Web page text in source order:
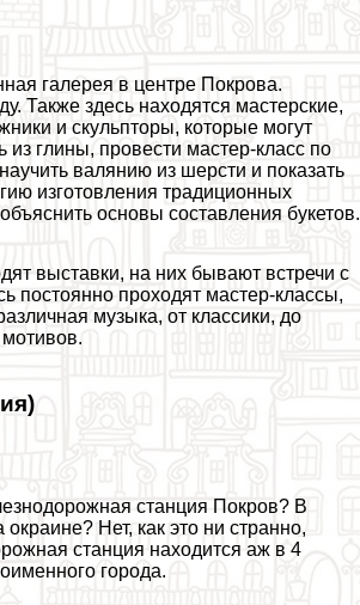
галерея в центре Покрова.
Также здесь находятся мастерские,
и скульпторы, которые могут
из глины, провести мастер-класс по
валянию из шерсти и показать
изготовления традиционных
основы составления букетов.
выставки, на них бывают встречи с
постоянно проходят мастер-классы,
музыка, от классики, до
станция Покров? В
Нет, как это ни странно,
станция находится аж в 4
города.